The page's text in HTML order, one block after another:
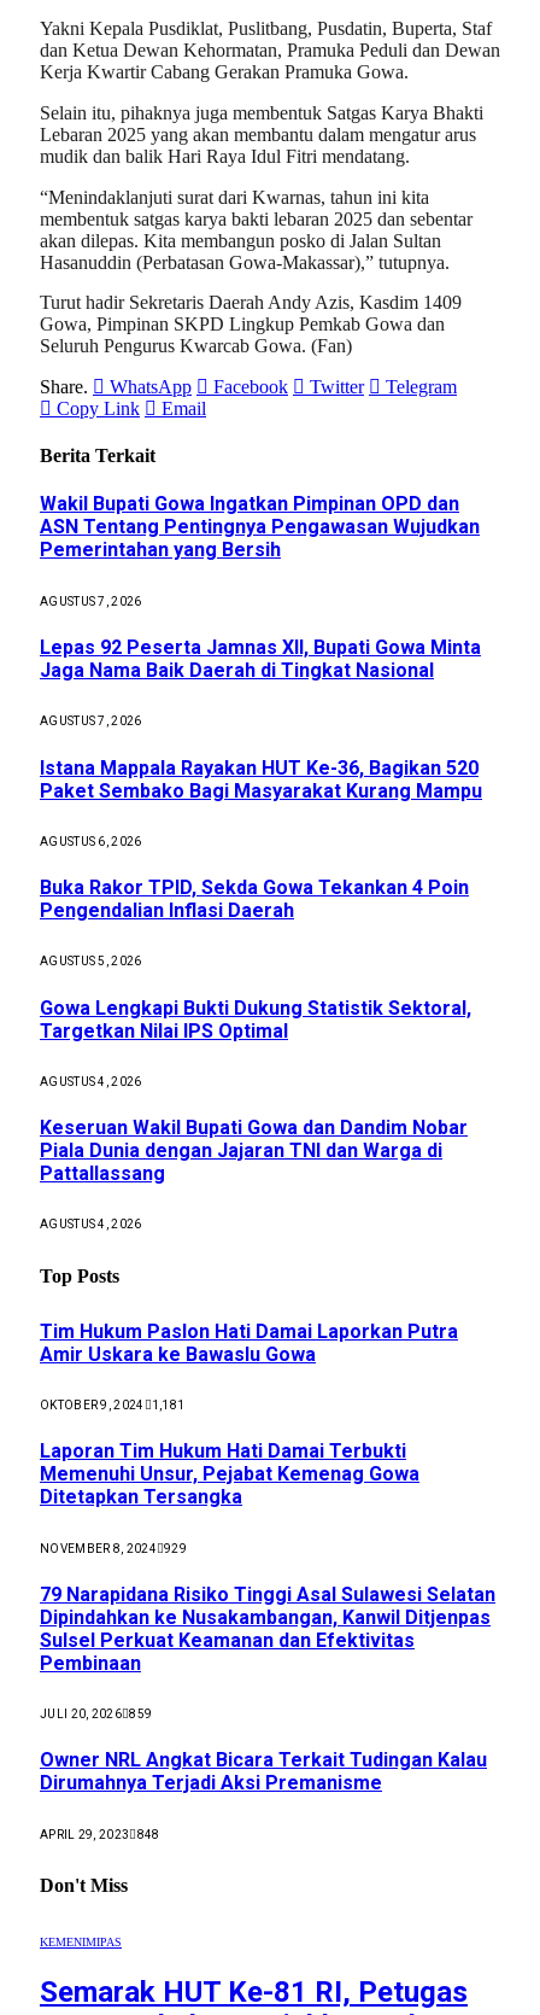
Yakni Kepala Pusdiklat, Puslitbang, Pusdatin, Buperta, Staf
dan Ketua Dewan Kehormatan, Pramuka Peduli dan Dewan
Kerja Kwartir Cabang Gerakan Pramuka Gowa.
Selain itu, pihaknya juga membentuk Satgas Karya Bhakti
Lebaran 2025 yang akan membantu dalam mengatur arus
mudik dan balik Hari Raya Idul Fitri mendatang.
“Menindaklanjuti surat dari Kwarnas, tahun ini kita
membentuk satgas karya bakti lebaran 2025 dan sebentar
akan dilepas. Kita membangun posko di Jalan Sultan
Hasanuddin (Perbatasan Gowa-Makassar),” tutupnya.
Turut hadir Sekretaris Daerah Andy Azis, Kasdim 1409
Gowa, Pimpinan SKPD Lingkup Pemkab Gowa dan
Seluruh Pengurus Kwarcab Gowa. (Fan)
Share.
WhatsApp Facebook Twitter
Telegram
Copy Link
Email
Berita Terkait
Wakil Bupati Gowa Ingatkan Pimpinan OPD dan
ASN Tentang Pentingnya Pengawasan Wujudkan
Pemerintahan yang Bersih
AGUSTUS 7, 2026
Lepas 92 Peserta Jamnas XII, Bupati Gowa Minta
Jaga Nama Baik Daerah di Tingkat Nasional
AGUSTUS 7, 2026
Istana Mappala Rayakan HUT Ke-36, Bagikan 520
Paket Sembako Bagi Masyarakat Kurang Mampu
AGUSTUS 6, 2026
Buka Rakor TPID, Sekda Gowa Tekankan 4 Poin
Pengendalian Inflasi Daerah
AGUSTUS 5, 2026
Gowa Lengkapi Bukti Dukung Statistik Sektoral,
Targetkan Nilai IPS Optimal
AGUSTUS 4, 2026
Keseruan Wakil Bupati Gowa dan Dandim Nobar
Piala Dunia dengan Jajaran TNI dan Warga di
Pattallassang
AGUSTUS 4, 2026
Top Posts
Tim Hukum Paslon Hati Damai Laporkan Putra
Amir Uskara ke Bawaslu Gowa
OKTOBER 9, 2024 1,181
Laporan Tim Hukum Hati Damai Terbukti
Memenuhi Unsur, Pejabat Kemenag Gowa
Ditetapkan Tersangka
NOVEMBER 8, 2024 929
79 Narapidana Risiko Tinggi Asal Sulawesi Selatan
Dipindahkan ke Nusakambangan, Kanwil Ditjenpas
Sulsel Perkuat Keamanan dan Efektivitas
Pembinaan
JULI 20, 2026 859
Owner NRL Angkat Bicara Terkait Tudingan Kalau
Dirumahnya Terjadi Aksi Premanisme
APRIL 29, 2023 848
Don't Miss
KEMENIMIPAS
Semarak HUT Ke-81 RI, Petugas